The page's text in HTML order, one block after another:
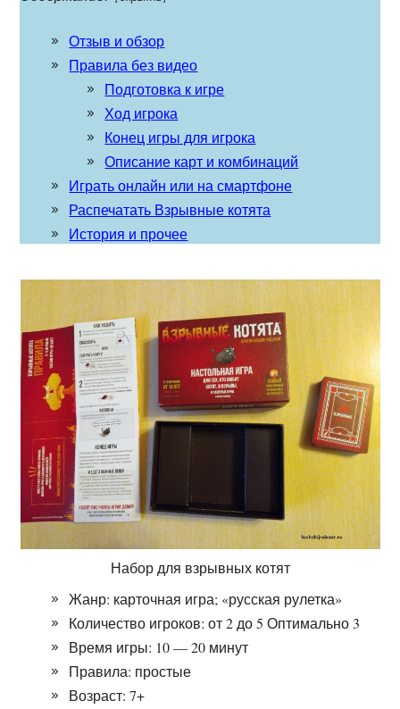
Отзыв и обзор
Правила без видео
Подготовка к игре
Ход игрока
Конец игры для игрока
Описание карт и комбинаций
Играть онлайн или на смартфоне
Распечатать Взрывные котята
История и прочее
Набор для взрывных котят
Жанр: карточная игра; «русская рулетка»
Количество игроков: от 2 до 5 Оптимально 3
Время игры: 10 — 20 минут
Правила: простые
Возраст: 7+